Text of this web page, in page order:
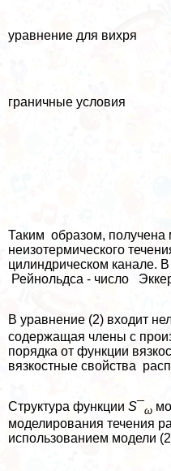
уравнение для вихря
граничные условия
Таким образом, получена
неизотермического
цилиндрическом канале.
Рейнольдса - число
В уравнение (2) входит
содержащая члeны с
порядка от функции
вязкостные свойства
Структура функции S¯ ω
моделирования течения
использованием модели